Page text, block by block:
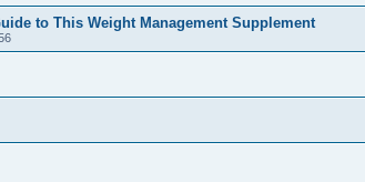
to This Weight Management Supplement